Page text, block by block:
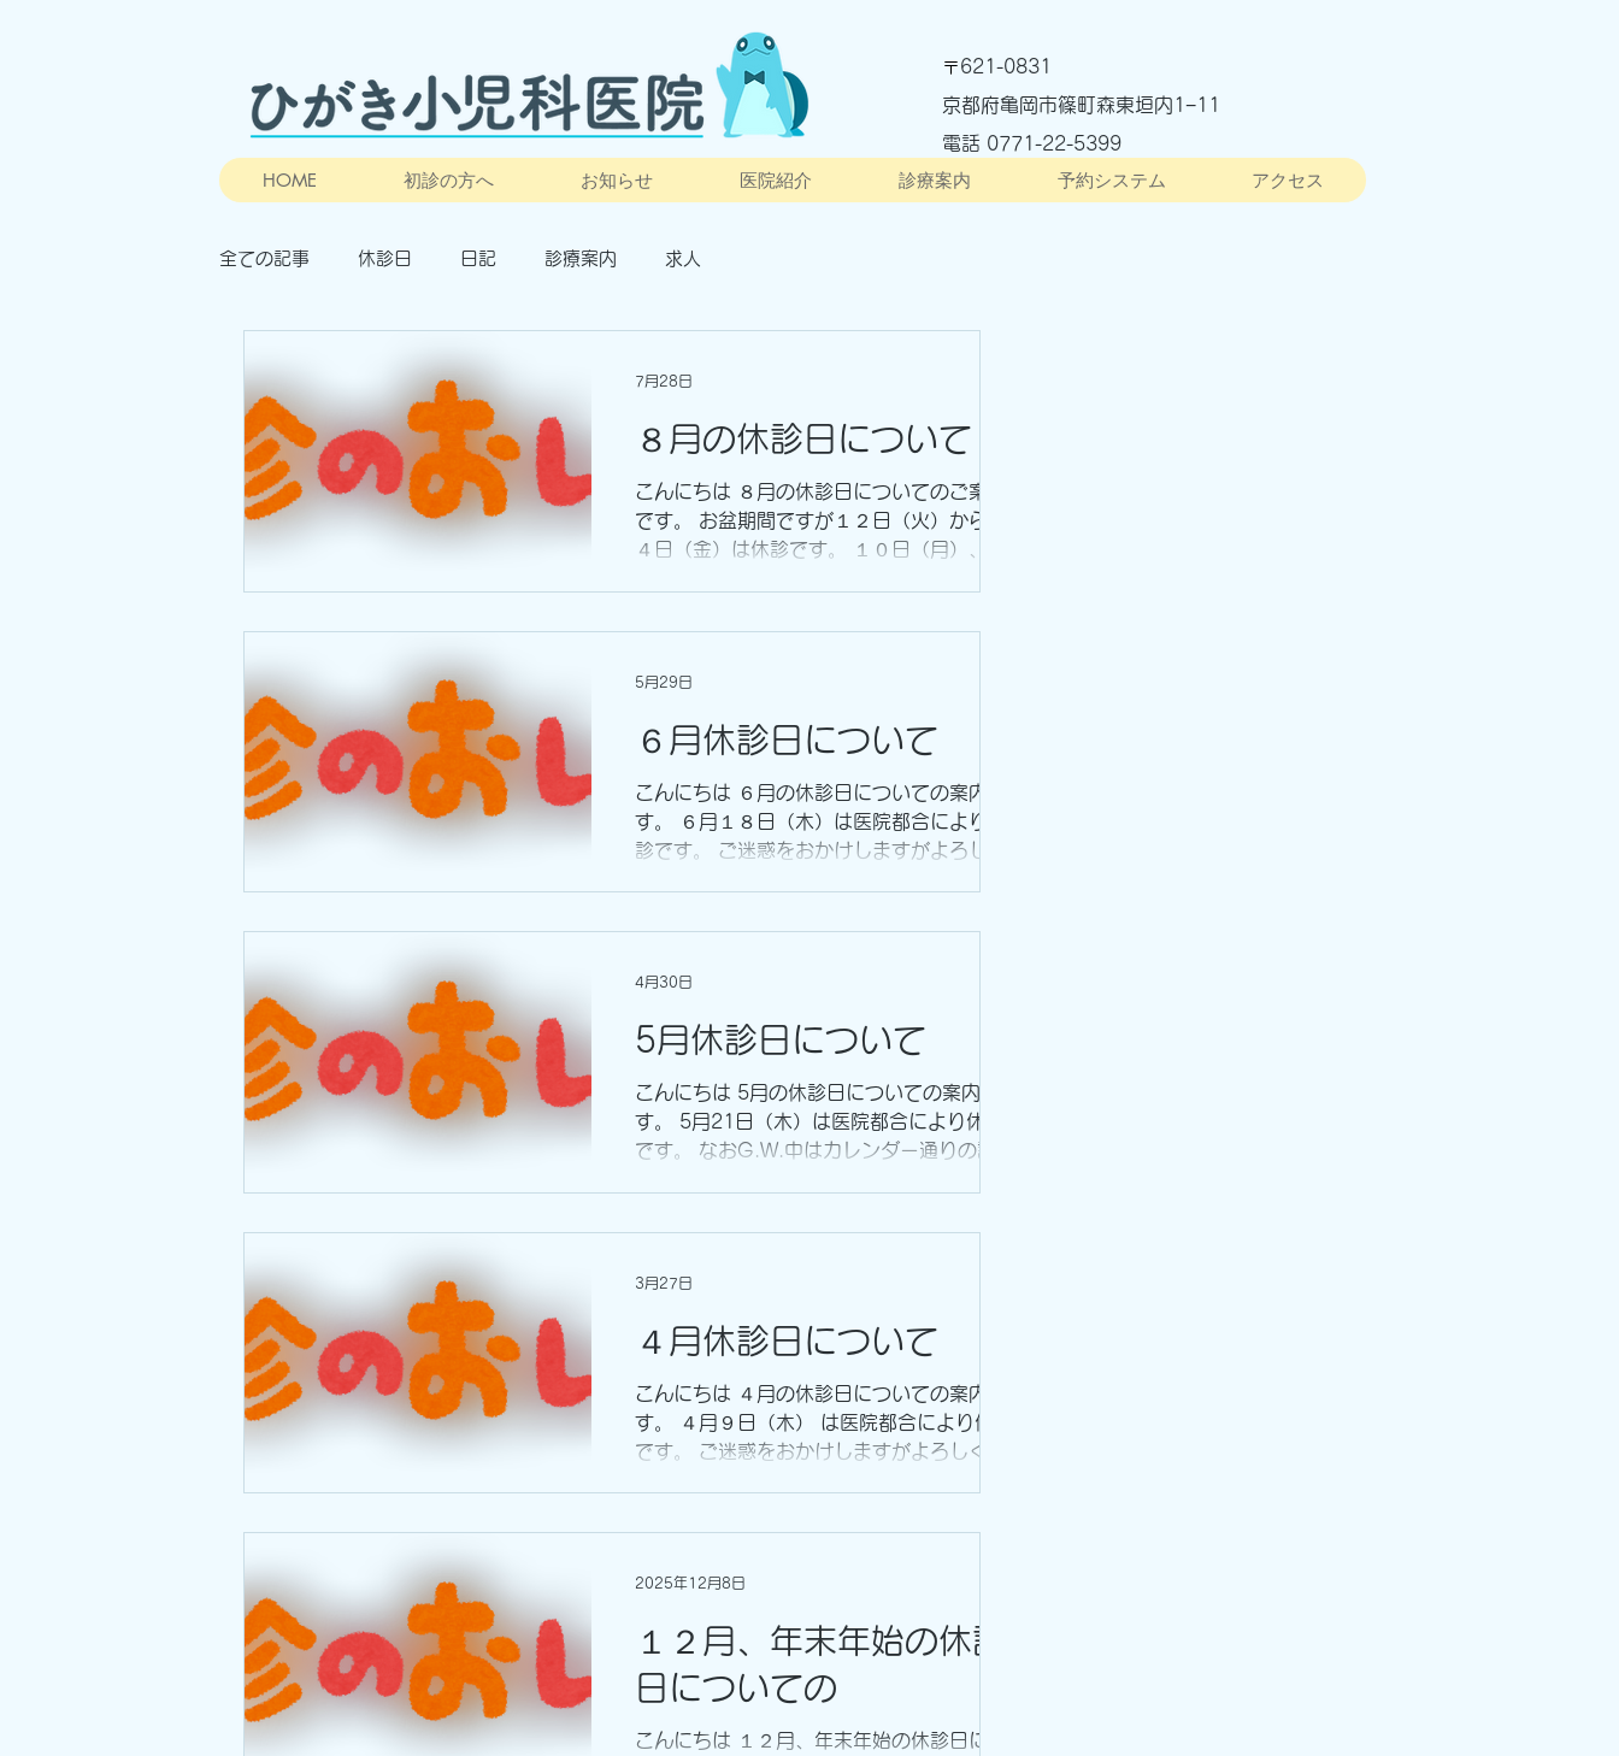
〒 621-0831
京都府亀岡市篠町森東垣内1−11
電話 ​0771-22-5399
HOME 初診の方へ お知らせ 医院紹介 診療案内 予約システム アクセス
全ての記事 休診日 日記 診療案内 求人
８月の休診日について
こんにちは ８月の休診日についてのご案内
です。 お盆期間ですが１２日（火）から１
４日（金）は休診です。 １０日（月）、１
はご迷惑をおかけしますが、よろしくお願い
7月28日
６月休診日について
こんにちは ６月の休診日についての案内で
す。 ６月１８日（木）は医院都合により休
診です。 ご迷惑をおかけしますがよろしく
5月29日
5月休診日について
こんにちは 5月の休診日についての案内で
す。 5月21日（木）は医院都合により休診
です。 なおG.W.中はカレンダー通りの診療
迷惑をおかけしますがよろしくお願いします
4月30日
４月休診日について
こんにちは ４月の休診日についての案内で
す。 ４月９日（木） は医院都合により休診
です。 ご迷惑をおかけしますがよろしくお
3月27日
１２月、年末年始の休診
日についての
こんにちは １２月、年末年始の休診日につ
2025年12月8日